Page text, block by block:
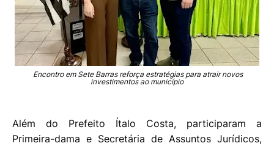
Encontro em Sete Barras reforça estratégias para atrair novos
investimentos ao município
Além do Prefeito Ítalo Costa, participaram a
Primeira-dama e Secretária de Assuntos Jurídicos,